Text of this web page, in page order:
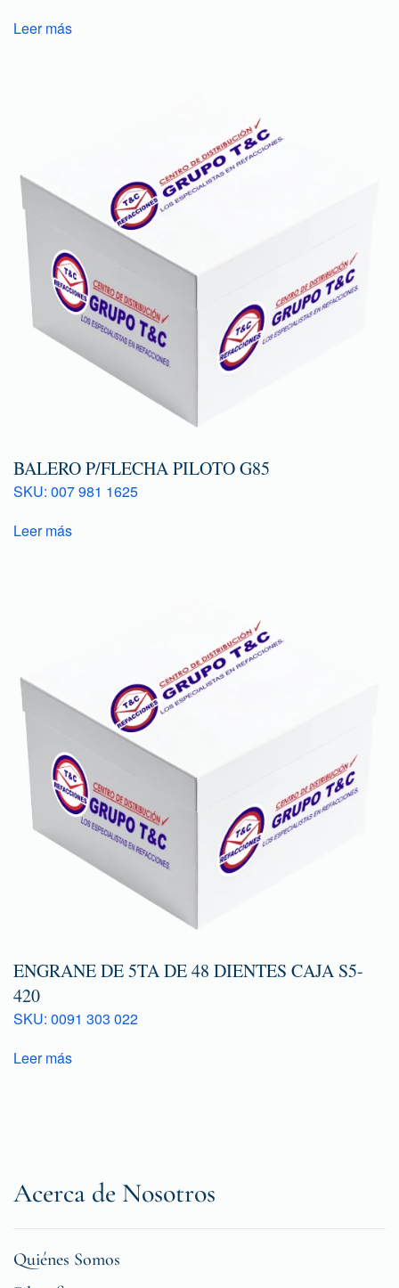
Leer más
BALERO P/FLECHA PILOTO G85
SKU: 007 981 1625
Leer más
ENGRANE DE 5TA DE 48 DIENTES CAJA S5-
420
SKU: 0091 303 022
Leer más
Acerca de Nosotros
Quiénes Somos